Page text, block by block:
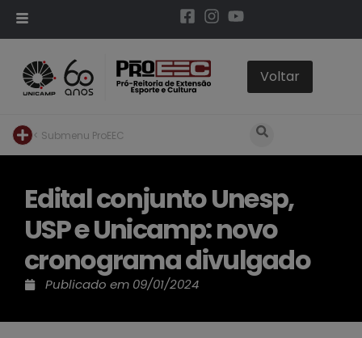
< Submenu ProEEC
Edital conjunto Unesp,
USP e Unicamp: novo
cronograma divulgado
Publicado em 09/01/2024